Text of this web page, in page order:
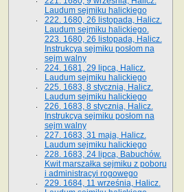
Laudum sejmiku halickiego
222. 1680, 26 listopada, Halicz.
Laudum sejmiku halickiego.
223. 1680, 26 listopada, Halicz.
Instrukcya sejmiku posłom na
sejm walny
224. 1681, 29 lipca, Halicz.
Laudum sejmiku halickiego
225. 1683, 8 stycznia, Halicz.
Laudum sejmiku halickiego
226. 1683, 8 stycznia, Halicz.
Instrukcya sejmiku posłom na
sejm walny
227. 1683, 31 maja, Halicz.
Laudum sejmiku halickiego
228. 1683, 24 lipca, Babuchów.
Kwit marszałka sejmiku z poboru
i administracyi rogowego
229. 1684, 11 września, Halicz.